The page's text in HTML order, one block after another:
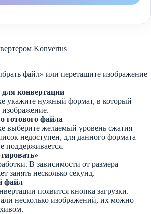
Konvertus
файл» или перетащите изображение
конвертации
укажите нужный формат, в который
изображение.
готового файла
выберите желаемый уровень сжатия
недоступен, для данного формата
поддерживается.
В зависимости от размера
занять несколько секунд.
файл
появится кнопка загрузки.
несколько изображений, их можно